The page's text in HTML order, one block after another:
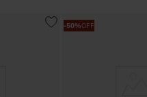
-50%OFF